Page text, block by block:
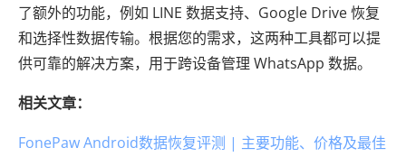
了额外的功能，例如 LINE 数据支持、Google Drive 恢复
和选择性数据传输。根据您的需求，这两种工具都可以提
供可靠的解决方案，用于跨设备管理 WhatsApp 数据。
相关文章：
FonePaw Android数据恢复评测 | 主要功能、价格及最佳